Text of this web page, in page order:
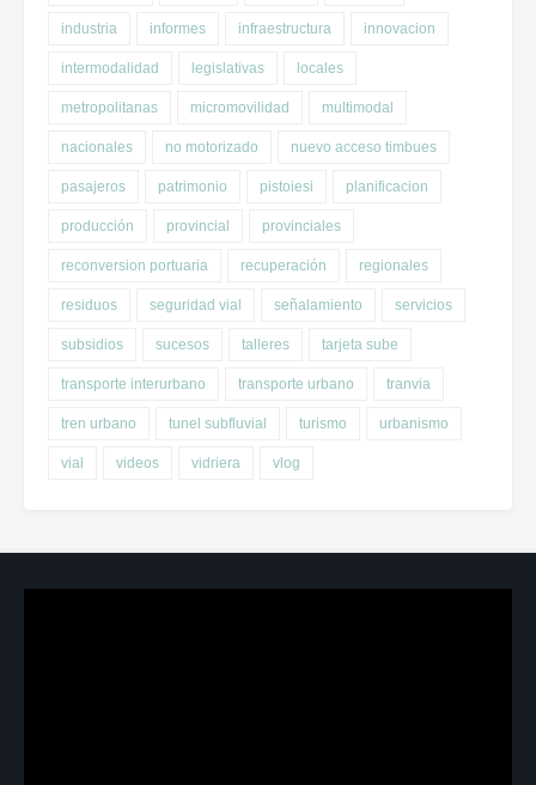
industria informes infraestructura innovacion
intermodalidad legislativas locales
metropolitanas micromovilidad multimodal
nacionales no motorizado nuevo acceso timbues
pasajeros patrimonio pistoiesi planificacion
producción provincial provinciales
reconversion portuaria recuperación regionales
residuos seguridad vial señalamiento servicios
subsidios sucesos talleres tarjeta sube
transporte interurbano transporte urbano tranvia
tren urbano tunel subfluvial turismo urbanismo
vial videos vidriera vlog